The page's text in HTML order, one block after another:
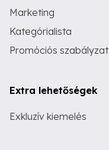
Marketing
Kategórialista
Promóciós szabályzat
Extra lehetőségek
Exkluzív kiemelés